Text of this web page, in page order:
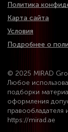
© 2025 MIRAD
Любое
подборки
оформления
правообладателя
https://mirad.ae
Политика
Карта сайта
Условия
Подробнее о